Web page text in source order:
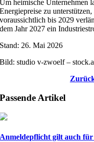
Um heimische Unternehmen
Energiepreise zu
voraussichtlich bis 2029
dem Jahr 2027 ein
Stand: 26. Mai 2026
Bild: studio v-zwoelf –
Passende Artikel
Anmeldepflicht gilt auch